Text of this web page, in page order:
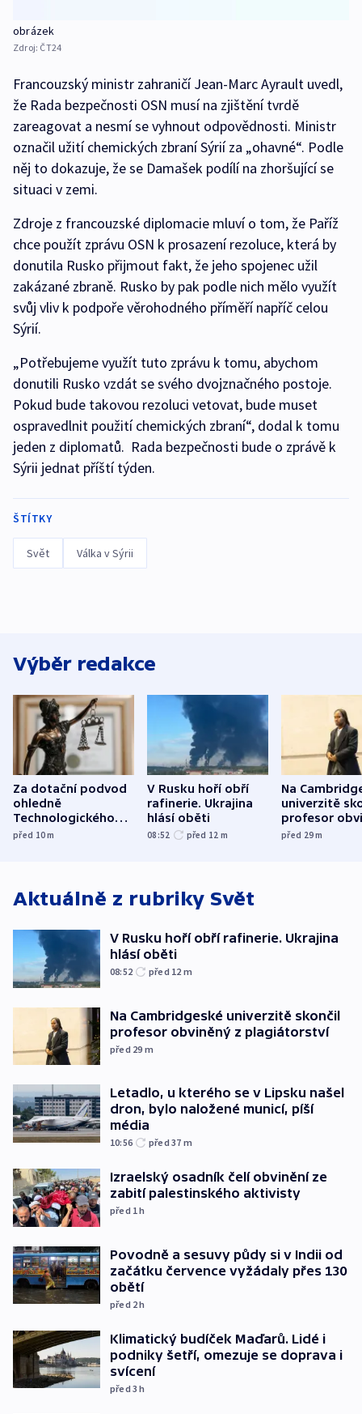
obrázek
Zdroj: ČT24
Francouzský ministr zahraničí Jean-Marc Ayrault uvedl,
že Rada bezpečnosti OSN musí na zjištění tvrdě
zareagovat a nesmí se vyhnout odpovědnosti. Ministr
označil užití chemických zbraní Sýrií za „ohavné“. Podle
něj to dokazuje, že se Damašek podílí na zhoršující se
situaci v zemi.
Zdroje z francouzské diplomacie mluví o tom, že Paříž
chce použít zprávu OSN k prosazení rezoluce, která by
donutila Rusko přijmout fakt, že jeho spojenec užil
zakázané zbraně. Rusko by pak podle nich mělo využít
svůj vliv k podpoře věrohodného příměří napříč celou
Sýrií.
„Potřebujeme využít tuto zprávu k tomu, abychom
donutili Rusko vzdát se svého dvojznačného postoje.
Pokud bude takovou rezoluci vetovat, bude muset
ospravedlnit použití chemických zbraní“, dodal k tomu
jeden z diplomatů. Rada bezpečnosti bude o zprávě k
Sýrii jednat příští týden.
ŠTÍTKY
Svět Válka v Sýrii
Výběr redakce
Za dotační podvod
ohledně
Technologického
parku poslal soud
před 10m
V Rusku hoří obří
rafinerie. Ukrajina
hlásí oběti
08:52 před 12 m
Na
univerzitě
profesor
plagiátorství
před 29m
Aktuálně z rubriky Svět
V Rusku hoří obří rafinerie. Ukrajina
hlásí oběti
08:52 před 12 m
Na Cambridgeské univerzitě skončil
profesor obviněný z plagiátorství
před 29 m
Letadlo, u kterého se v Lipsku našel
dron, bylo naložené municí, píší
média
10:56 před 37 m
Izraelský osadník čelí obvinění ze
zabití palestinského aktivisty
před 1h
Povodně a sesuvy půdy si v Indii od
začátku července vyžádaly přes 130
obětí
před 2h
Klimatický budíček Maďarů. Lidé i
podniky šetří, omezuje se doprava i
svícení
před 3h